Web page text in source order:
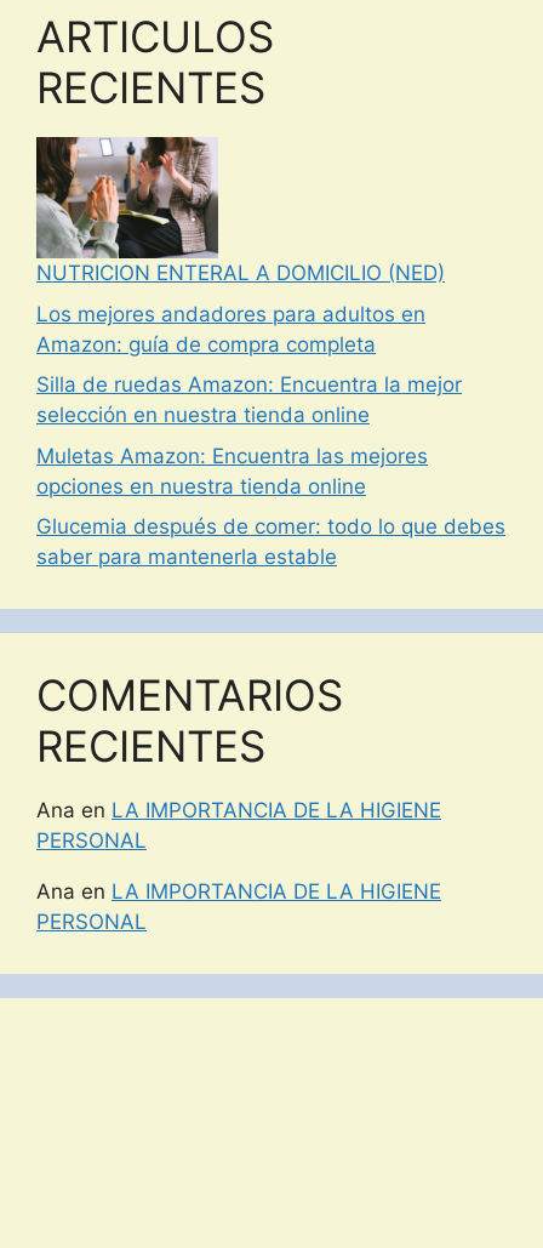
ARTICULOS
RECIENTES
NUTRICION ENTERAL A DOMICILIO (NED)
Los mejores andadores para adultos en
Amazon: guía de compra completa
Silla de ruedas Amazon: Encuentra la mejor
selección en nuestra tienda online
Muletas Amazon: Encuentra las mejores
opciones en nuestra tienda online
Glucemia después de comer: todo lo que debes
saber para mantenerla estable
COMENTARIOS
RECIENTES
Ana en LA IMPORTANCIA DE LA HIGIENE
PERSONAL
Ana en LA IMPORTANCIA DE LA HIGIENE
PERSONAL